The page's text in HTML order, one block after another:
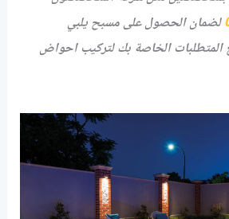
لضمان الحصول على مسبح يلبي
المتطلبات الخاصة بك لتركيب احواض